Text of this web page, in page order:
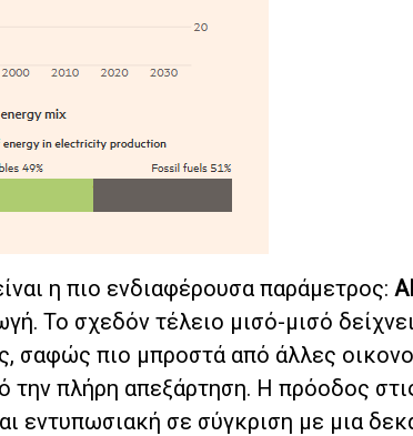
η πιο ενδιαφέρουσα παράμετρος:
Το σχεδόν τέλειο μισό-μισό
σαφώς πιο μπροστά από άλλες
την πλήρη απεξάρτηση. Η πρόοδος
εντυπωσιακή σε σύγκριση με μια